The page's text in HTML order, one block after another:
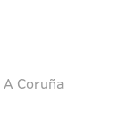
A Coruña